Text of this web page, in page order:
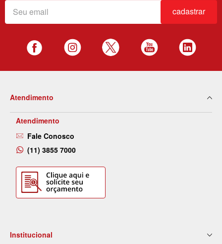
cadastrar
Atendimento
Atendimento
Fale Conosco
(11) 3855 7000
Institucional